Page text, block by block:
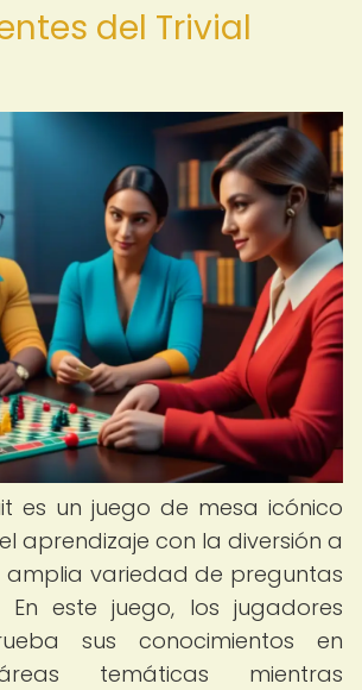
del Trivial
es un juego de mesa icónico
aprendizaje con la diversión a
amplia variedad de preguntas
este juego, los jugadores
sus conocimientos en
temáticas mientras